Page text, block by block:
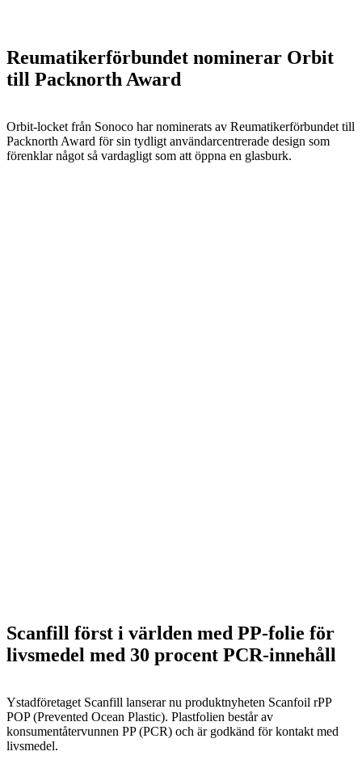
Reumatikerförbundet nominerar Orbit
till Packnorth Award
Orbit-locket från Sonoco har nominerats av Reumatikerförbundet till
Packnorth Award för sin tydligt användarcentrerade design som
förenklar något så vardagligt som att öppna en glasburk.
Scanfill först i världen med PP-folie för
livsmedel med 30 procent PCR-innehåll
Ystadföretaget Scanfill lanserar nu produktnyheten Scanfoil rPP
POP (Prevented Ocean Plastic). Plastfolien består av
konsumentåtervunnen PP (PCR) och är godkänd för kontakt med
livsmedel.